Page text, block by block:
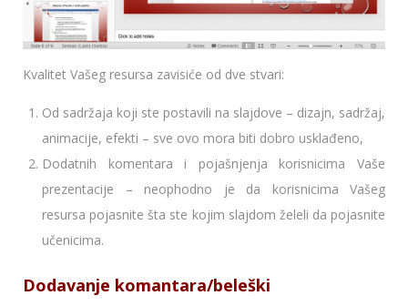
Kvalitet Vašeg resursa zavisiće od dve stvari:
Od sadržaja koji ste postavili na slajdove – dizajn, sadržaj,
animacije, efekti – sve ovo mora biti dobro usklađeno,
Dodatnih komentara i pojašnjenja korisnicima Vaše
prezentacije – neophodno je da korisnicima Vašeg
resursa pojasnite šta ste kojim slajdom želeli da pojasnite
učenicima.
Dodavanje komantara/beleški